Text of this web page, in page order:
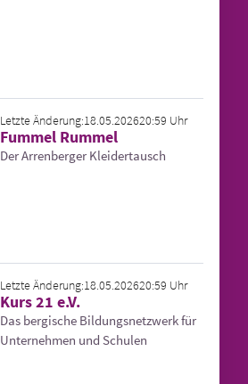
Letzte Änderung:18.05.202620:59 Uhr
Fummel Rummel
Der Arrenberger Kleidertausch
Letzte Änderung:18.05.202620:59 Uhr
Kurs 21 e.V.
Das bergische Bildungsnetzwerk für
Unternehmen und Schulen